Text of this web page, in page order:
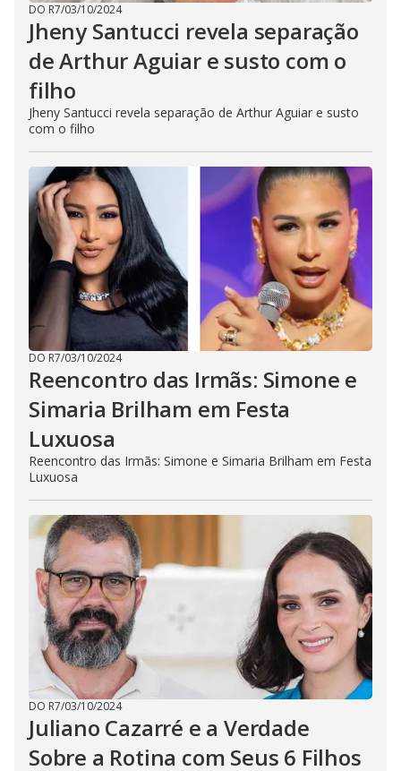
DO R7/03/10/2024
Jheny Santucci revela separação
de Arthur Aguiar e susto com o
filho
Jheny Santucci revela separação de Arthur Aguiar e susto
com o filho
DO R7/03/10/2024
Reencontro das Irmãs: Simone e
Simaria Brilham em Festa
Luxuosa
Reencontro das Irmãs: Simone e Simaria Brilham em Festa
Luxuosa
DO R7/03/10/2024
Juliano Cazarré e a Verdade
Sobre a Rotina com Seus 6 Filhos